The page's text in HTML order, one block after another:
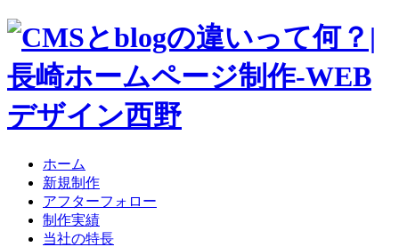
ホーム
新規制作
アフターフォロー
制作実績
当社の特長